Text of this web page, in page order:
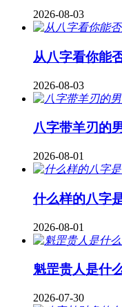
2026-08-03
从八字看你能
2026-08-03
八字带羊刃的
2026-08-01
什么样的八字
2026-08-01
魁罡贵人是什
2026-07-30